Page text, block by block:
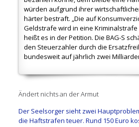
würden aufgrund ihrer
härter bestraft. „Die auf
Geldstrafe wird in eine Kriminalstrafe
heißt es in der Petition. Die BAG-S
den Steuerzahler durch die
bundesweit auf jährlich zwei
Ändert nichts an der Armut
Der Seelsorger sieht zwei
die Haftstrafen teuer. Rund 150 Euro